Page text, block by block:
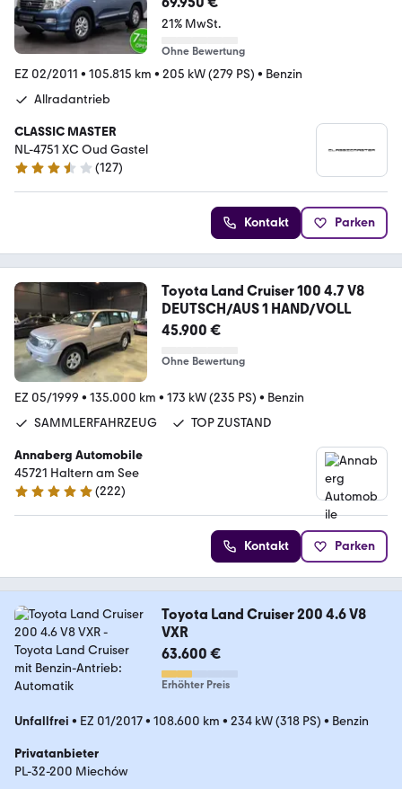
21% MwSt.
Ohne Bewertung
EZ 02/2011 • 105.815 km • 205 kW (279 PS) • Benzin
Allradantrieb
CLASSIC MASTER
NL-4751 XC Oud Gastel
3.5 Sterne
(127)
Kontakt Parken
Toyota Land Cruiser 100 4.7 V8
DEUTSCH/AUS 1 HAND/VOLL
45.900 €
Ohne Bewertung
EZ 05/1999 • 135.000 km • 173 kW (235 PS) • Benzin
SAMMLERFAHRZEUG
TOP ZUSTAND
Annaberg Automobile
45721 Haltern am See
4.8 Sterne
(222)
Kontakt Parken
Toyota Land Cruiser 200 4.6 V8
VXR
63.600 €
Erhöhter Preis
Unfallfrei • EZ 01/2017• 108.600 km • 234 kW (318 PS) • Benzin
Privatanbieter
PL-32-200 Miechów